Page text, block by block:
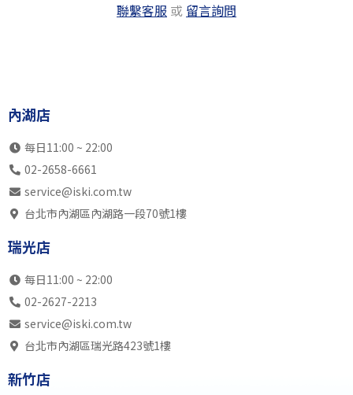
聯繫客服 或 留言詢問
內湖店
每日11:00 ~ 22:00
02-2658-6661
service@iski.com.tw
台北市內湖區內湖路一段70號1樓
瑞光店
每日11:00 ~ 22:00
02-2627-2213
service@iski.com.tw
台北市內湖區瑞光路423號1樓
新竹店